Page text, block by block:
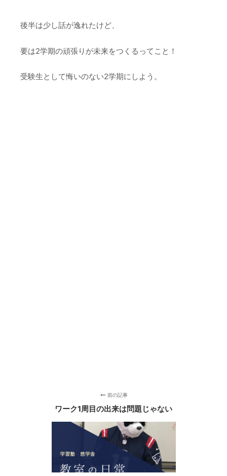
後半は少し話が逸れたけど、
要は2学期の頑張りが未来をつくるってこと！
受験生として悔いのない2学期にしよう。
前の記事
ワーク1周目の出来は問題じゃない